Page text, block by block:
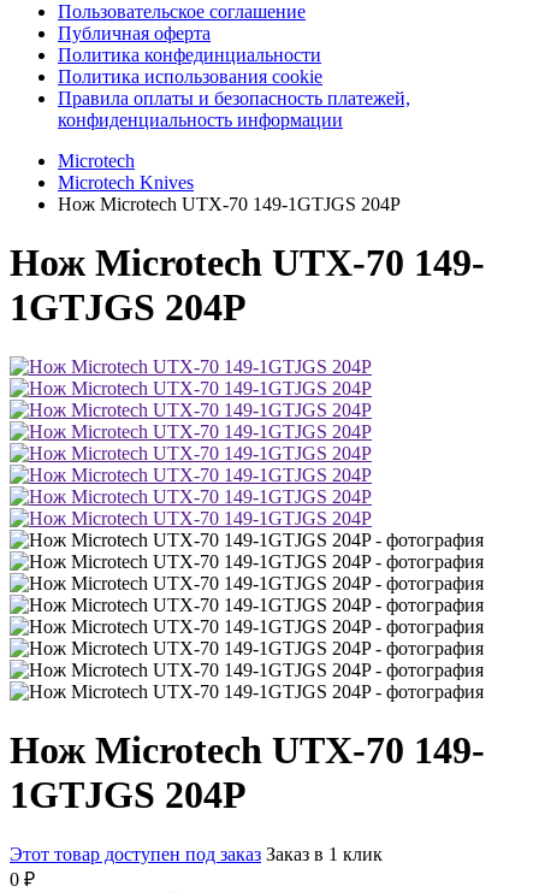
Пользовательское соглашение
Публичная оферта
Политика конфединциальности
Политика использования cookie
Правила оплаты и безопасность платежей,
конфиденциальность информации
Microtech
Microtech Knives
Нож Microtech UTX-70 149-1GTJGS 204P
Нож Microtech UTX-70 149-
1GTJGS 204P
Нож Microtech UTX-70 149-
1GTJGS 204P
Этот товар доступен под заказ Заказ в 1 клик
0 ₽